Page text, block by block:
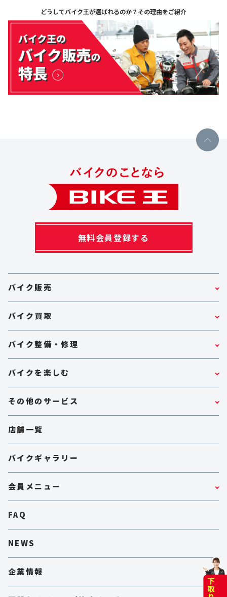
どうしてバイク王が選ばれるのか？ その理由をご紹介
無料会員登録する
バイク販売
バイク買取
バイク整備・修理
バイクを楽しむ
その他のサービス
店舗一覧
バイクギャラリー
会員メニュー
FAQ
NEWS
企業情報